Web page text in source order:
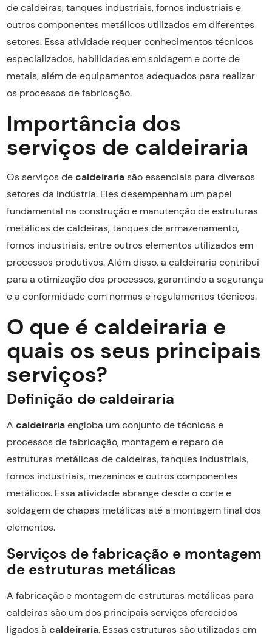
de caldeiras, tanques industriais, fornos industriais e
outros componentes metálicos utilizados em diferentes
setores. Essa atividade requer conhecimentos técnicos
especializados, habilidades em soldagem e corte de
metais, além de equipamentos adequados para realizar
os processos de fabricação.
Importância dos
serviços de caldeiraria
Os serviços decaldeirariasão essenciais para diversos
setores da indústria. Eles desempenham um papel
fundamental na construção e manutenção de estruturas
metálicas de caldeiras, tanques de armazenamento,
fornos industriais, entre outros elementos utilizados em
processos produtivos. Além disso, a caldeiraria contribui
para a otimização dos processos, garantindo a segurança
e a conformidade com normas e regulamentos técnicos.
O que é caldeiraria e
quais os seus principais
serviços?
Definição de caldeiraria
A caldeirariaengloba um conjunto de técnicas e
processos de fabricação, montagem e reparo de
estruturas metálicas de caldeiras, tanques industriais,
fornos industriais, mezaninos e outros componentes
metálicos. Essa atividade abrange desde o corte e
soldagem de chapas metálicas até a montagem final dos
elementos.
Serviços de fabricação e montagem
de estruturas metálicas
A fabricação e montagem de estruturas metálicas para
caldeiras são um dos principais serviços oferecidos
ligados à caldeiraria. Essas estruturas são utilizadas em